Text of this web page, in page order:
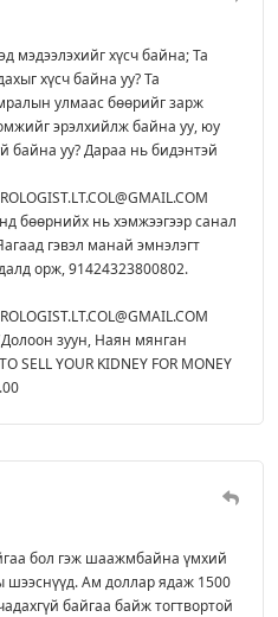
мэдээлэхийг хүсч байна; Та
хүсч байна уу? Та
улмаас бөөрийг зарж
эрэлхийлж байна уу, юу
байна уу? Дараа нь бидэнтэй
бөөрнийх нь хэмжээгээр санал
гэвэл манай эмнэлэгт
орж, 91424323800802.
зуун, Наян мянган
SELL YOUR KIDNEY FOR MONEY
бол гэж шаажмбайна үмхий
шээснүүд. Ам доллар ядаж 1500
байгаа байж тогтвортой